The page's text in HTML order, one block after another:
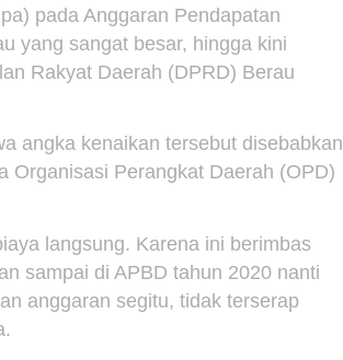
pada Anggaran Pendapatan
yang sangat besar, hingga kini
Rakyat Daerah (DPRD) Berau
angka kenaikan tersebut disebabkan
Organisasi Perangkat Daerah (OPD)
langsung. Karena ini berimbas
sampai di APBD tahun 2020 nanti
anggaran segitu, tidak terserap